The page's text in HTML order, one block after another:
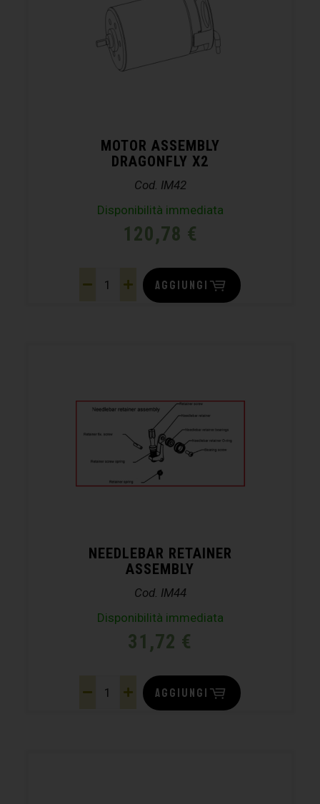
MOTOR ASSEMBLY
DRAGONFLY X2
Cod. IM42
Disponibilità immediata
120,78 €
AGGIUNGI
NEEDLEBAR RETAINER
ASSEMBLY
Cod. IM44
Disponibilità immediata
31,72 €
AGGIUNGI